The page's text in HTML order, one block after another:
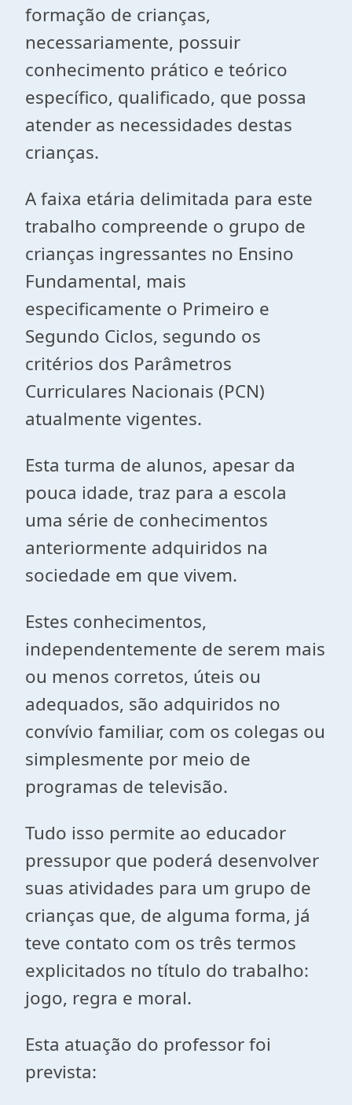
formação de crianças,
necessariamente, possuir
conhecimento prático e teórico
específico, qualificado, que possa
atender as necessidades destas
crianças.
A faixa etária delimitada para este
trabalho compreende o grupo de
crianças ingressantes no Ensino
Fundamental, mais
especificamente o Primeiro e
Segundo Ciclos, segundo os
critérios dos Parâmetros
Curriculares Nacionais (PCN)
atualmente vigentes.
Esta turma de alunos, apesar da
pouca idade, traz para a escola
uma série de conhecimentos
anteriormente adquiridos na
sociedade em que vivem.
Estes conhecimentos,
independentemente de serem mais
ou menos corretos, úteis ou
adequados, são adquiridos no
convívio familiar, com os colegas ou
simplesmente por meio de
programas de televisão.
Tudo isso permite ao educador
pressupor que poderá desenvolver
suas atividades para um grupo de
crianças que, de alguma forma, já
teve contato com os três termos
explicitados no título do trabalho:
jogo, regra e moral.
Esta atuação do professor foi
prevista: